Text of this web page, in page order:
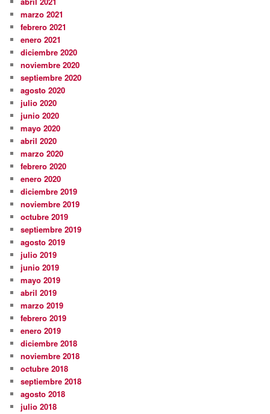
marzo 2021
febrero 2021
enero 2021
diciembre 2020
noviembre 2020
septiembre 2020
agosto 2020
julio 2020
junio 2020
mayo 2020
abril 2020
marzo 2020
febrero 2020
enero 2020
diciembre 2019
noviembre 2019
octubre 2019
septiembre 2019
agosto 2019
julio 2019
junio 2019
mayo 2019
abril 2019
marzo 2019
febrero 2019
enero 2019
diciembre 2018
noviembre 2018
octubre 2018
septiembre 2018
agosto 2018
julio 2018